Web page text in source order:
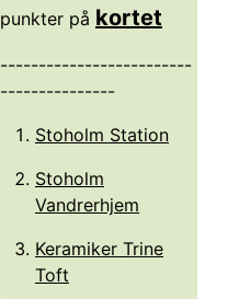
punkter på kortet
-------------------------
---------------
Stoholm Station
Stoholm
Vandrerhjem
Keramiker Trine
Toft